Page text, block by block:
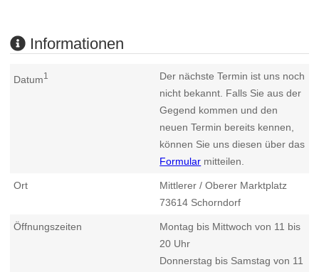
Informationen
Datum1
Der nächste Termin ist uns noch
nicht bekannt. Falls Sie aus der
Gegend kommen und den
neuen Termin bereits kennen,
können Sie uns diesen über das
Formular mitteilen.
Ort
Mittlerer / Oberer Marktplatz
73614 Schorndorf
Öffnungszeiten
Montag bis Mittwoch von 11 bis
20 Uhr
Donnerstag bis Samstag von 11